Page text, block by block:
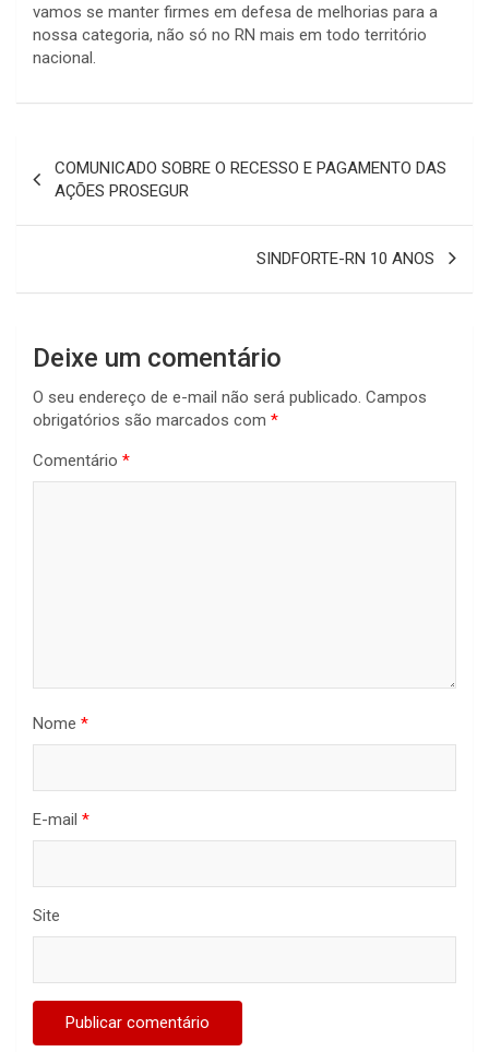
vamos se manter firmes em defesa de melhorias para a
nossa categoria, não só no RN mais em todo território
nacional.
de
Post
COMUNICADO SOBRE O RECESSO E PAGAMENTO DAS
AÇÕES PROSEGUR
SINDFORTE-RN 10 ANOS
Deixe um comentário
O seu endereço de e-mail não será publicado. Campos
obrigatórios são marcados com *
Comentário *
Nome *
E-mail *
Site